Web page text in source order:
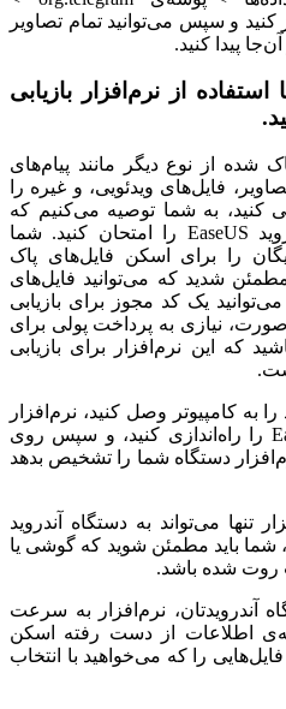
و سپس می‌توانید تمام تصاویر
پیدا کنید.
از نرم‌افزار بازیابی
شده از نوع دیگر مانند پیام‌های
فایل‌های ویدئویی، و غیره را
کنید، به شما توصیه می‌کنیم که
نرم‌افزار بازیابی اطلاعات آندروید EaseUS را امتحان کنید. شما
را برای اسکن فایل‌های پاک
شدید که می‌توانید فایل‌های
یک کد مجوز برای بازیابی
صورت، نیازی به پرداخت پولی برای
که این نرم‌افزار برای بازیابی
خود را به کامپیوتر وصل کنید، نرم‌افزار
بازیابی اطلاعات آندروید EaseUS را راه‌اندازی کنید، و سپس روی
دستگاه شما را تشخیص بدهد
تنها می‌تواند به دستگاه آندروید
باید مطمئن شوید که گوشی یا
روت شده باشد.
آندرویدتان، نرم‌افزار به سرعت
اطلاعات از دست رفته اسکن
را که می‌خواهید با انتخاب